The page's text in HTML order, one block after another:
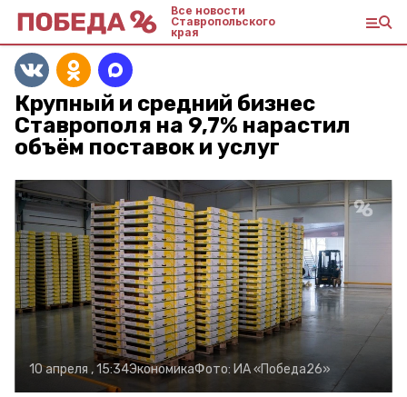
Все новости
Ставропольского
края
Крупный и средний бизнес
Ставрополя на 9,7% нарастил
объём поставок и услуг
10 апреля , 15:34ЭкономикаФото: ИА «Победа26»